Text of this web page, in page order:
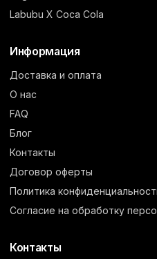
Labubu X Coca Cola
Информация
Доставка и оплата
О нас
FAQ
Блог
Контакты
Договор оферты
Политика
Согласие на обработку
Контакты